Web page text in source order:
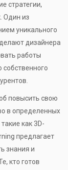
стратегии,
Один из
уникального
дизайнера
работы
собственного
повысить свою
в определенных
как 3D-
предлагает
знания и
кто готов